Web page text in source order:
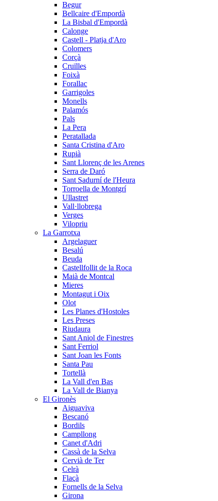
Begur
Bellcaire d'Empordà
La Bisbal d'Empordà
Calonge
Castell - Platja d'Aro
Colomers
Corçà
Cruïlles
Foixà
Forallac
Garrigoles
Monells
Palamós
Pals
La Pera
Peratallada
Santa Cristina d'Aro
Rupià
Sant Llorenç de les Arenes
Serra de Daró
Sant Sadurní de l'Heura
Torroella de Montgrí
Ullastret
Vall·llobrega
Verges
Vilopriu
La Garrotxa
Argelaguer
Besalú
Beuda
Castellfollit de la Roca
Maià de Montcal
Mieres
Montagut i Oix
Olot
Les Planes d'Hostoles
Les Preses
Riudaura
Sant Aniol de Finestres
Sant Ferriol
Sant Joan les Fonts
Santa Pau
Tortellà
La Vall d'en Bas
La Vall de Bianya
El Gironès
Aiguaviva
Bescanó
Bordils
Campllong
Canet d'Adri
Cassà de la Selva
Cervià de Ter
Celrà
Flaçà
Fornells de la Selva
Girona